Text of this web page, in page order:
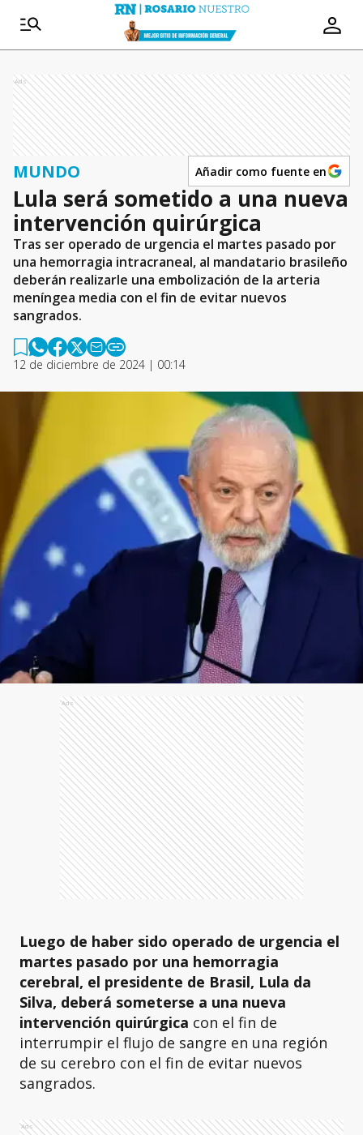
Ads
MUNDO Añadir como fuente en
Lula será sometido a una nueva
intervención quirúrgica
Tras ser operado de urgencia el martes pasado por
una hemorragia intracraneal, al mandatario brasileño
deberán realizarle una embolización de la arteria
meníngea media con el fin de evitar nuevos
sangrados.
12 de diciembre de 2024 | 00:14
Ads
Luego de haber sido operado de urgencia el
martes pasado por una hemorragia
cerebral, el presidente de Brasil, Lula da
Silva, deberá someterse a una nueva
intervención quirúrgica con el fin de
interrumpir el flujo de sangre en una región
de su cerebro con el fin de evitar nuevos
sangrados.
Ads